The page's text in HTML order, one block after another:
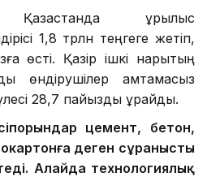
құрылыс
1,8 трлн теңгеге жетіп,
өсті. Қазір ішкі нарықтың
өндірушілер қамтамасыз
28,7 пайызды құрайды.
цемент, бетон,
деген сұранысты
Алайда технологиялық